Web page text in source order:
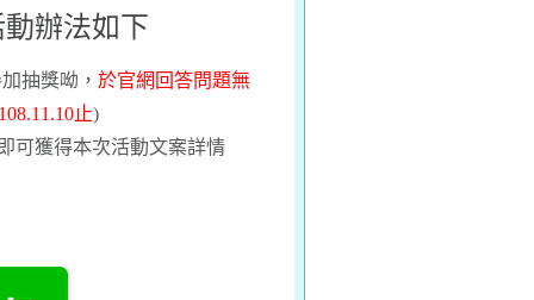
辦法如下
抽獎呦， 於官網回答問題無
10止)
可獲得本次活動文案詳情